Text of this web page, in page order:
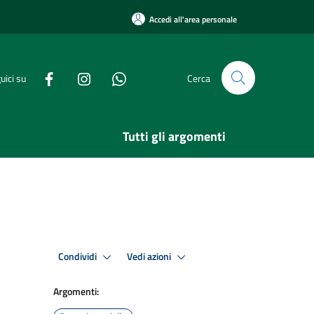
Accedi all'area personale
su Cerca
Tutti gli argomenti
Condividi Vedi azioni
Argomenti: